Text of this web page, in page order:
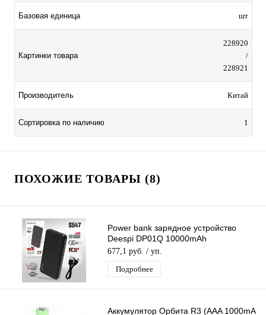
Базовая единица шт
Картинки товара
228920
/
228921
Производитель Китай
Сортировка по наличию 1
ПОХОЖИЕ ТОВАРЫ (8)
Power bank зарядное устройство
Deespi DP01Q 10000mAh
PD20W/QC3.0/Fast 22.5W
677,1 руб. / уп.
Подробнее
Аккумулятор Орбита R3 (AAA 1000mA